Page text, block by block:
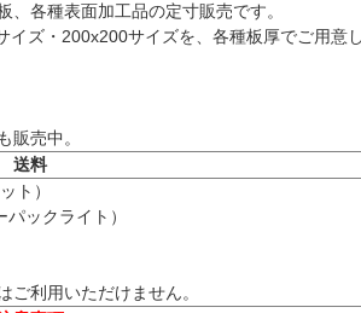
各種表面加工品の定寸販売です。
ズ・200x200サイズを、各種板厚でご用意
も販売中。
送料
ト）
ックライト）
ご利用いただけません。